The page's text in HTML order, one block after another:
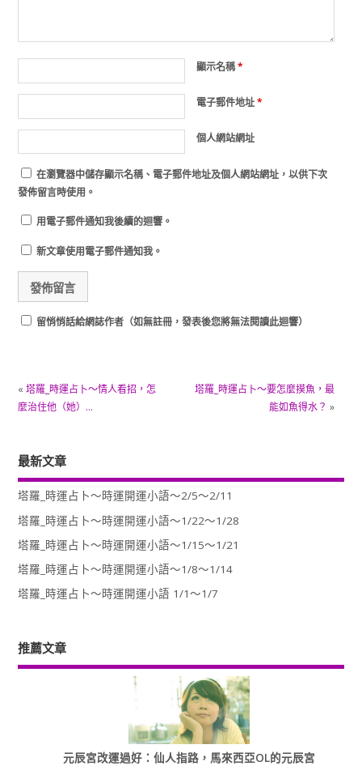
顯示名稱*
電子郵件地址*
個人網站網址
在瀏覽器中儲存顯示名稱、電子郵件地址及個人網站網址，以供下次
發佈留言時使用。
用電子郵件通知我後續的迴響。
新文章使用電子郵件通知我。
留悄悄話給網誌作者（如無註冊，發表後您將無法閱讀此迴響）
« 塔羅_時運占卜～情人看招，怎
麼治住他（她）…
塔羅_時運占卜～要怎麼摸魚，最
能如魚得水？ »
最新文章
塔羅_時運占卜～時運開運小語～2/5～2/11
塔羅_時運占卜～時運開運小語～1/22～1/28
塔羅_時運占卜～時運開運小語～1/15～1/21
塔羅_時運占卜～時運開運小語～1/8～1/14
塔羅_時運占卜～時運開運小語 1/1～1/7
推薦文章
元辰宮改運過好：仙人指路，馬來西亞OL的元辰宮